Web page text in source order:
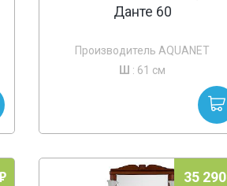
Данте 60
Производитель AQUANET
Ш : 61 см
35 290